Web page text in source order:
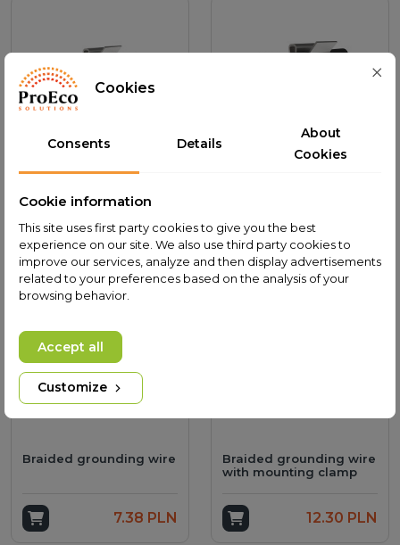
Add to cart0.70 PLN Add to cart0.70 PLN
Braided grounding wire
Add to cart7.38 PLN
Braided grounding wire
with mounting clamp
Add to cart12.30 PLN
Cookies
Consents Details
About
Cookies
Cookie information
This site uses first party cookies to give you the best
experience on our site. We also use third party cookies to
improve our services, analyze and then display advertisements
related to your preferences based on the analysis of your
browsing behavior.
Customize
Accept all